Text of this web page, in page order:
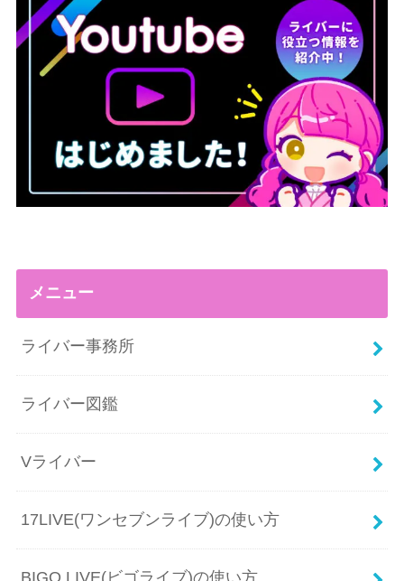
メニュー
ライバー事務所
ライバー図鑑
Vライバー
17LIVE(ワンセブンライブ)の使い方
BIGO LIVE(ビゴライブ)の使い方